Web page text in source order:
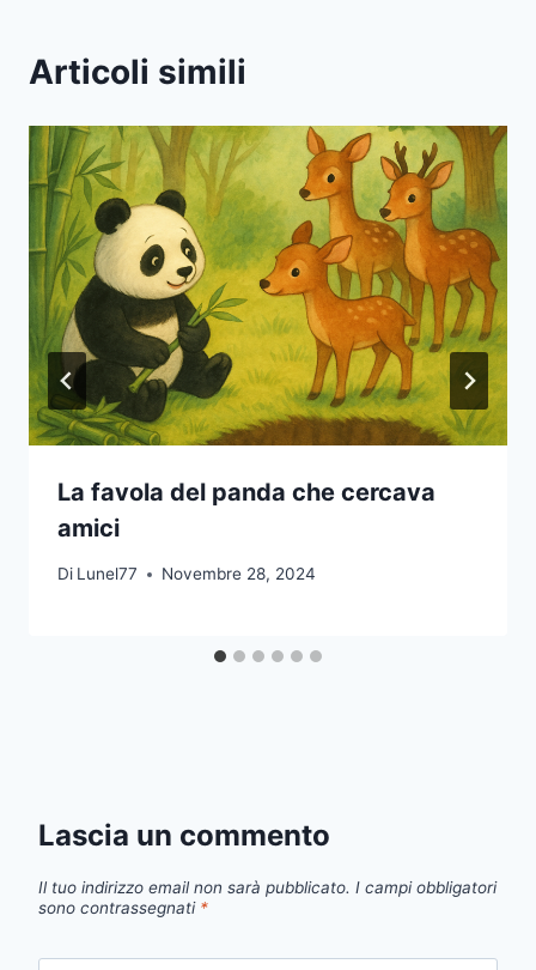
Articoli simili
La favola del panda che cercava
amici
Di Lunel77 Novembre 28, 2024
Lascia un commento
Il tuo indirizzo email non sarà pubblicato. I campi obbligatori
sono contrassegnati *